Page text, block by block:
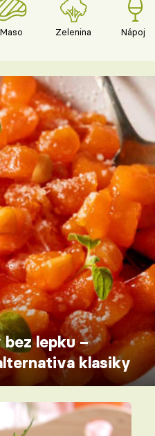
Maso Zelenina Nápoje
lepku –
klasiky